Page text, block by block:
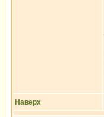
Наверх